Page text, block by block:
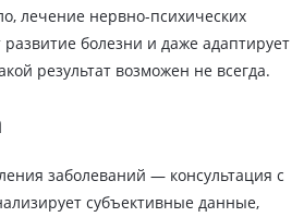
лечение нервно-психических
развитие болезни и даже адаптирует
результат возможен не всегда.
заболеваний — консультация с
субъективные данные,